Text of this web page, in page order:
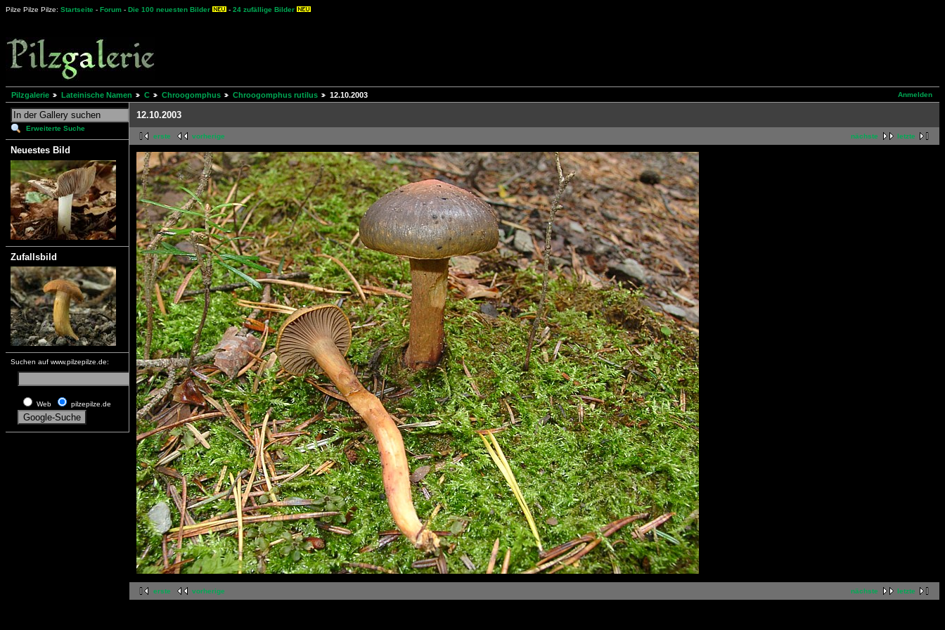
Pilze Pilze Pilze: Startseite - Forum - Die 100 neuesten Bilder - 24 zufällige Bilder
Anmelden
Pilzgalerie Lateinische Namen C Chroogomphus Chroogomphus rutilus 12.10.2003
Erweiterte Suche
Neuestes Bild
Zufallsbild
Suchen auf www.pilzepilze.de:
Web pilzepilze.de
12.10.2003
nächste letzte
erste vorherige
nächste letzte
erste vorherige